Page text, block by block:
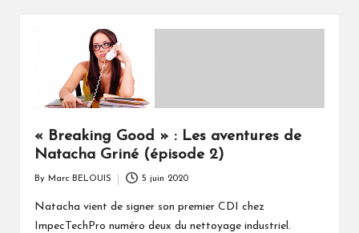
« Breaking Good » : Les aventures de
Natacha Griné (épisode 2)
by
By Marc BELOUIS 5 juin 2020
Natacha vient de signer son premier CDI chez
ImpecTechPro numéro deux du nettoyage industriel.